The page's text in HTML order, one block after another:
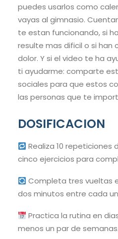
puedes usarlos como
vayas al gimnasio.
te estan funcionando, si
resulte mas dificil o si han
dolor. Y si el video te ha
ti ayudarme: comparte
sociales para que estos
las personas que te
DOSIFICACION
Realiza 10 repeticiones
cinco ejercicios para
Completa tres vueltas
dos minutos entre cada
Practica la rutina en
menos un par de semanas.